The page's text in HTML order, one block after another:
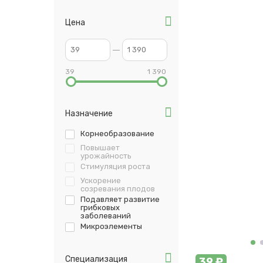
Цена
39 1 390
Назначение
Корнеобразование
Повышает
урожайность
Стимуляция роста
Ускорение
созревания плодов
Подавляет развитие
грибковых
заболеваний
Микроэлементы
Специализация